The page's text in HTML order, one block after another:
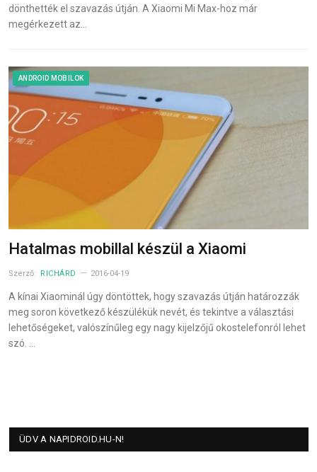
dönthették el szavazás útján. A Xiaomi Mi Max-hoz már
megérkezett az…
ANDROID MOBILOK
Hatalmas mobillal készül a Xiaomi
Szerző: RICHÁRD 2016-04-19
A kínai Xiaominál úgy döntöttek, hogy szavazás útján határozzák
meg soron következő készülékük nevét, és tekintve a választási
lehetőségeket, valószínűleg egy nagy kijelzőjű okostelefonról lehet
szó. …
ÜDV A NAPIDROID.HU-N!